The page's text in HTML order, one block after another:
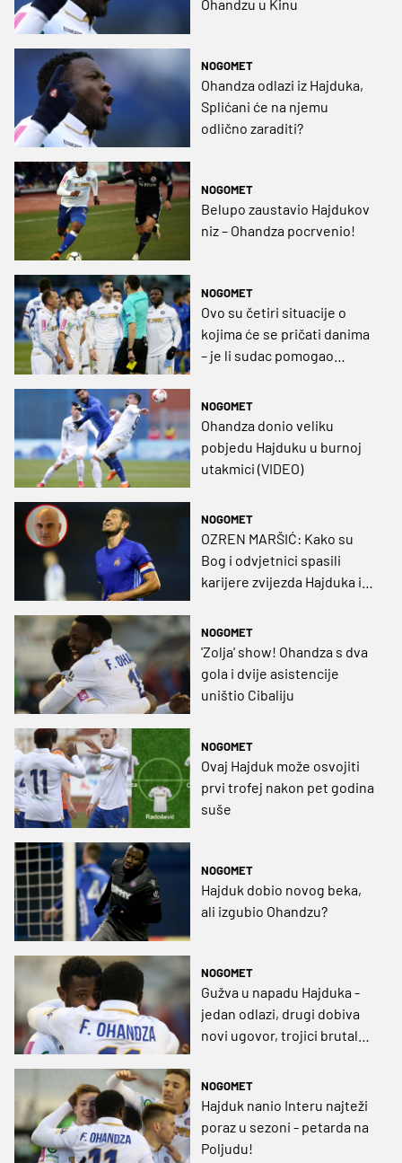
Ohandzu u Kinu
NOGOMET
Ohandza odlazi iz Hajduka,
Splićani će na njemu
odlično zaraditi?
NOGOMET
Belupo zaustavio Hajdukov
niz – Ohandza pocrvenio!
NOGOMET
Ovo su četiri situacije o
kojima će se pričati danima
– je li sudac pomogao
NOGOMET
Ohandza donio veliku
pobjedu Hajduku u burnoj
utakmici (VIDEO)
NOGOMET
OZREN MARŠIĆ: Kako su
Bog i odvjetnici spasili
karijere zvijezda Hajduka i
NOGOMET
'Zolja' show! Ohandza s dva
gola i dvije asistencije
uništio Cibaliju
NOGOMET
Ovaj Hajduk može osvojiti
prvi trofej nakon pet godina
suše
NOGOMET
Hajduk dobio novog beka,
ali izgubio Ohandzu?
NOGOMET
Gužva u napadu Hajduka -
jedan odlazi, drugi dobiva
novi ugovor, trojici brutalno
NOGOMET
Hajduk nanio Interu najteži
poraz u sezoni - petarda na
Poljudu!